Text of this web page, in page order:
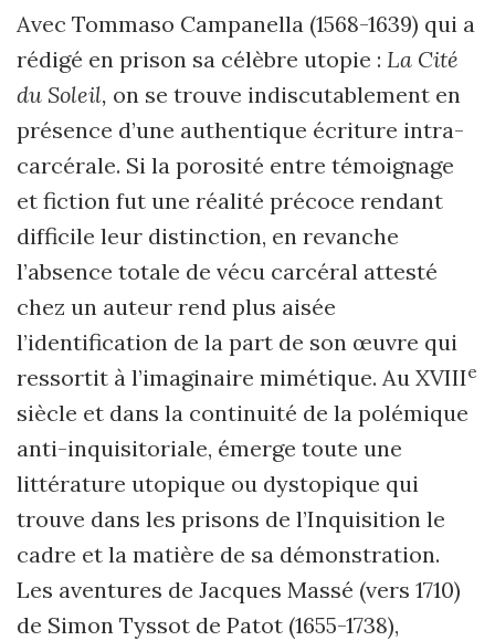
Avec Tommaso Campanella (1568-1639) qui a
rédigé en prison sa célèbre utopie : La Cité
du Soleil, on se trouve indiscutablement en
présence d’une authentique écriture intra-
carcérale. Si la porosité entre témoignage
et fiction fut une réalité précoce rendant
difficile leur distinction, en revanche
l’absence totale de vécu carcéral attesté
chez un auteur rend plus aisée
l’identification de la part de son œuvre qui
ressortit à l’imaginaire mimétique. Au XVIIIe
siècle et dans la continuité de la polémique
anti-inquisitoriale, émerge toute une
littérature utopique ou dystopique qui
trouve dans les prisons de l’Inquisition le
cadre et la matière de sa démonstration.
Les aventures de Jacques Massé (vers 1710)
de Simon Tyssot de Patot (1655-1738),